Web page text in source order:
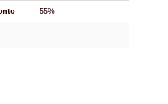
55%